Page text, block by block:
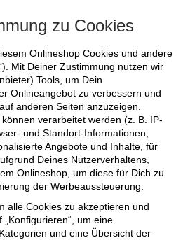
zu Cookies
Onlineshop Cookies und andere
Mit Deiner Zustimmung nutzen wir
Tools, um Dein
Onlineangebot zu verbessern und
anderen Seiten anzuzeigen.
verarbeitet werden (z. B. IP-
und Standort-Informationen,
Angebote und Inhalte, für
Deines Nutzerverhaltens,
Onlineshop, um diese für Dich zu
der Werbeaussteuerung.
alle Cookies zu akzeptieren und
um eine
und eine Übersicht der